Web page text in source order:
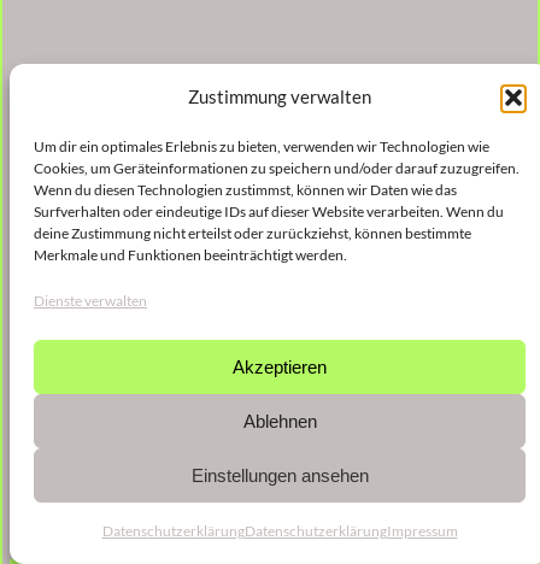
Zustimmung verwalten
Um dir ein optimales Erlebnis zu bieten, verwenden wir Technologien wie
Cookies, um Geräteinformationen zu speichern und/oder darauf zuzugreifen.
Wenn du diesen Technologien zustimmst, können wir Daten wie das
Surfverhalten oder eindeutige IDs auf dieser Website verarbeiten. Wenn du
deine Zustimmung nicht erteilst oder zurückziehst, können bestimmte
Merkmale und Funktionen beeinträchtigt werden.
Dienste verwalten
Akzeptieren
Ablehnen
Einstellungen ansehen
DatenschutzerklärungDatenschutzerklärungImpressum